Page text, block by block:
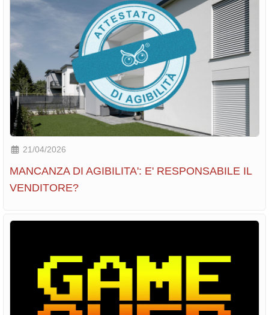
21/04/2026
MANCANZA DI AGIBILITA': E' RESPONSABILE IL
VENDITORE?